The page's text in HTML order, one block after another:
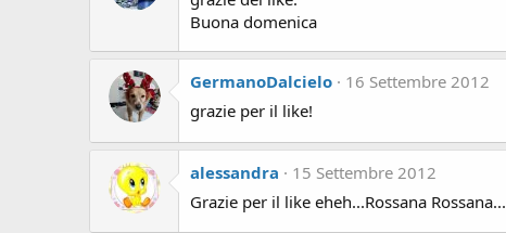
Buona domenica
GermanoDalcielo
16 Settembre 2012
grazie per il like!
alessandra
15 Settembre 2012
Grazie per il like eheh...Rossana Rossana...